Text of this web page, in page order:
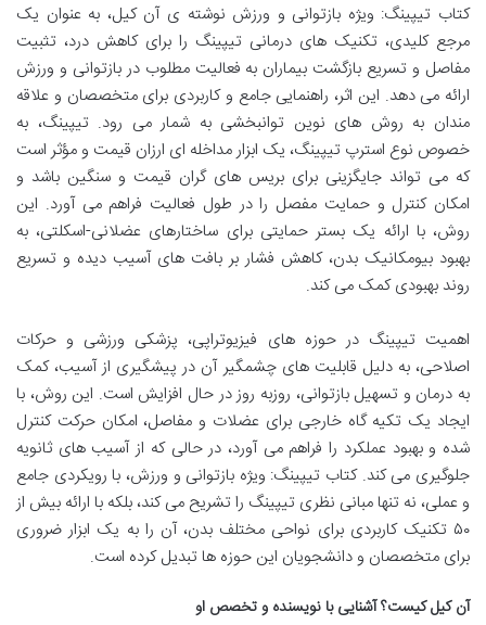
کتاب تیپینگ: ویژه بازتوانی و ورزش نوشته ی آن کیل، به عنوان یک
مرجع کلیدی، تکنیک های درمانی تیپینگ را برای کاهش درد، تثبیت
مفاصل و تسریع بازگشت بیماران به فعالیت مطلوب در بازتوانی و ورزش
ارائه می دهد. این اثر، راهنمایی جامع و کاربردی برای متخصصان و علاقه
مندان به روش های نوین توانبخشی به شمار می رود. تیپینگ، به
خصوص نوع استرپ تیپینگ، یک ابزار مداخله ای ارزان قیمت و مؤثر است
که می تواند جایگزینی برای بریس های گران قیمت و سنگین باشد و
امکان کنترل و حمایت مفصل را در طول فعالیت فراهم می آورد. این
روش، با ارائه یک بستر حمایتی برای ساختارهای عضلانی-اسکلتی، به
بهبود بیومکانیک بدن، کاهش فشار بر بافت های آسیب دیده و تسریع
روند بهبودی کمک می کند.
اهمیت تیپینگ در حوزه های فیزیوتراپی، پزشکی ورزشی و حرکات
اصلاحی، به دلیل قابلیت های چشمگیر آن در پیشگیری از آسیب، کمک
به درمان و تسهیل بازتوانی، روزبه روز در حال افزایش است. این روش، با
ایجاد یک تکیه گاه خارجی برای عضلات و مفاصل، امکان حرکت کنترل
شده و بهبود عملکرد را فراهم می آورد، در حالی که از آسیب های ثانویه
جلوگیری می کند. کتاب تیپینگ: ویژه بازتوانی و ورزش، با رویکردی جامع
و عملی، نه تنها مبانی نظری تیپینگ را تشریح می کند، بلکه با ارائه بیش از
۵۰ تکنیک کاربردی برای نواحی مختلف بدن، آن را به یک ابزار ضروری
برای متخصصان و دانشجویان این حوزه ها تبدیل کرده است.
آن کیل کیست؟ آشنایی با نویسنده و تخصص او